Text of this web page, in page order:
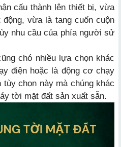
cấu thành lên thiết bị, vừa
vừa là tang cuốn cuộn
nhu cầu của phía người sử
chó nhiều lựa chọn khác
điện hoặc là động cơ chạy
chọn này mà chúng khác
tời mặt đất sản xuất sẵn.